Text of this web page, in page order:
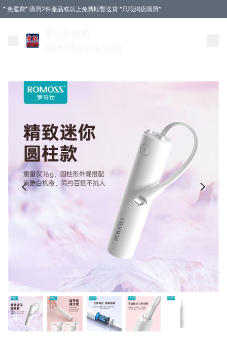
* 免運費* 購買2件產品或以上免費順豐送貨 *只限網店購買*